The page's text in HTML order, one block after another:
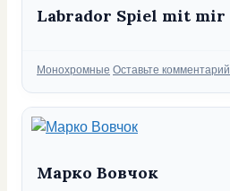
Labrador Spiel mit mir
Рубрики
Монохромные Оставьте комментарий
Марко Вовчок